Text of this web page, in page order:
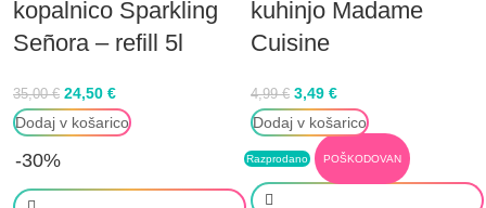
kopalnico Sparkling
Señora – refill 5l
35,00€ 24,50 €
Dodaj v košarico
kuhinjo Madame
Cuisine
4,99€ 3,49 €
Dodaj v košarico
-30% Razprodano POŠKODOVAN